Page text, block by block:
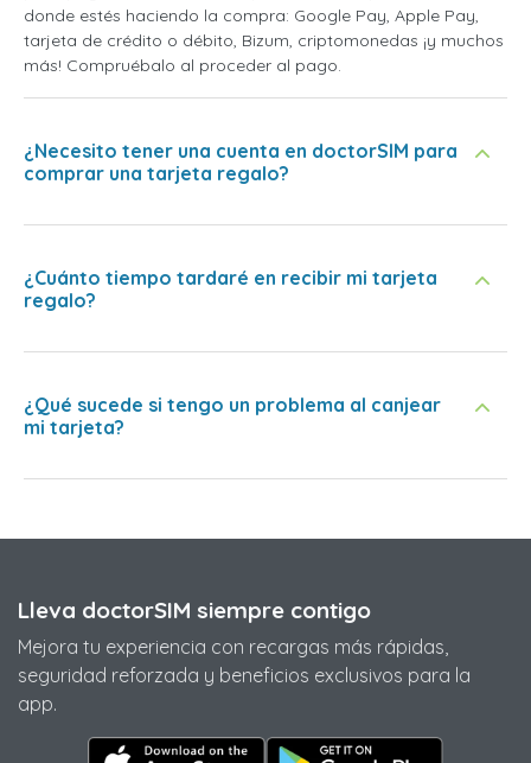
donde estés haciendo la compra: Google Pay, Apple Pay,
tarjeta de crédito o débito, Bizum, criptomonedas ¡y muchos
más! Compruébalo al proceder al pago.
¿Necesito tener una cuenta en doctorSIM para
comprar una tarjeta regalo?
¿Cuánto tiempo tardaré en recibir mi tarjeta
regalo?
¿Qué sucede si tengo un problema al canjear
mi tarjeta?
Lleva doctorSIM siempre contigo
Mejora tu experiencia con recargas más rápidas,
seguridad reforzada y beneficios exclusivos para la
app.